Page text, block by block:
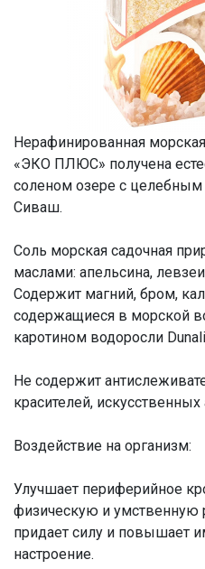
Нерафинированная
«ЭКО ПЛЮС» получена
соленом озере с
Сиваш.
Соль морская садочная
маслами: апельсина,
Содержит магний, бром,
содержащиеся в морской
каротином водоросли
Не содержит
красителей,
Воздействие на организм:
Улучшает периферийное
физическую и умственную
придает силу и повышает
настроение.